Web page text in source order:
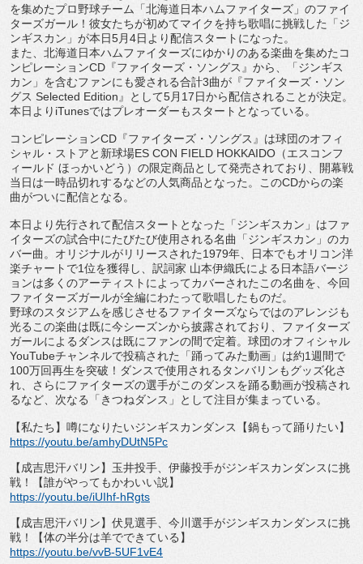
を集めたプロ野球チーム「北海道日本ハムファイターズ」のファイ
ターズガール！ 彼女たちが初めてマイクを持ち歌唱に挑戦した「ジ
ンギスカン」 が本日5月4日より配信スタートになった。
また、 北海道日本ハムファイターズにゆかりのある楽曲を集めたコ
ンピレーションCD 『ファイターズ・ソングス』から、「ジンギス
カン」 を含むファンにも愛される合計3曲が『ファイターズ・ソン
グス Selected Edition 』として5月 17日から配信されることが決定。
本日より iTunesではプレオーダーもスタートとなっている。
コンピレーションCD 『ファイターズ・ソングス』 は球団のオフィ
シャル・ストアと新球場ES CON FIELD HOKKAIDO （エスコンフ
ィールド ほっかいどう）の限定商品として発売されており、
開幕戦
当日は一時品切れするなどの人気商品となった。このCDからの楽
曲がついに配信となる。
本日より先行されて配信スタートとなった「ジンギスカン」 はファ
イターズの試合中にたびたび使用される名曲「ジンギスカン」のカ
バー曲。オリジナルがリリースされた1979年、日本でもオリコン洋
楽チャートで1位を獲得し、訳詞家 山本伊織氏による日本語バージ
ョンは多くのアーティストによってカバーされたこの名曲を、 今回
ファイターズガールが全編にわたって歌唱したものだ。
野球のスタジアムを感じさせるファイターズならではのアレンジも
光るこの楽曲は既に今シーズンから披露されており、 ファイターズ
ガールによるダンスは既にファンの間で定着。 球団のオフィシャル
YouTubeチャンネルで投稿された「踊ってみた動画」は約1週間で
100万回再生を突破！ ダンスで使用されるタンバリンもグッズ化さ
れ、 さらにファイターズの選手がこのダンスを踊る動画が投稿され
るなど、次なる「きつねダンス」として注目が集まっている。
【私たち】噂になりたいジンギスカンダンス【鍋もって踊りたい】
https://youtu.be/amhyDUtN5Pc
【成吉思汗バリン】玉井投手、 伊藤投手がジンギスカンダンスに挑
戦！【誰がやってもかわいい説】
https://youtu.be/iUIhf-hRgts
【成吉思汗バリン】伏見選手、 今川選手がジンギスカンダンスに挑
戦！【体の半分は羊でできている】
https://youtu.be/vvB-5UF1vE4